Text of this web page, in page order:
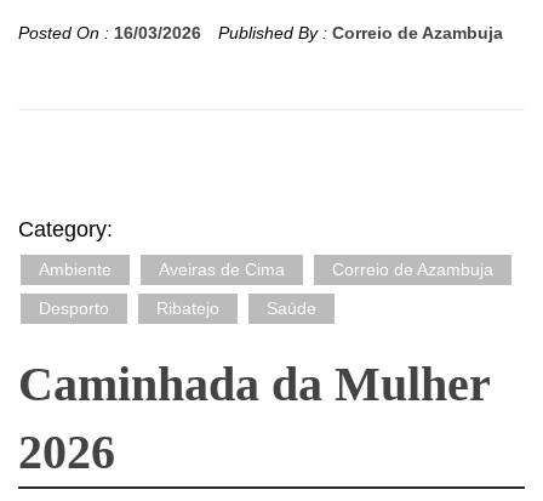
Posted On : 16/03/2026 Published By : Correio de Azambuja
Category:
Ambiente Aveiras de Cima
Correio de Azambuja
Desporto
Ribatejo Saúde
Caminhada da Mulher
2026